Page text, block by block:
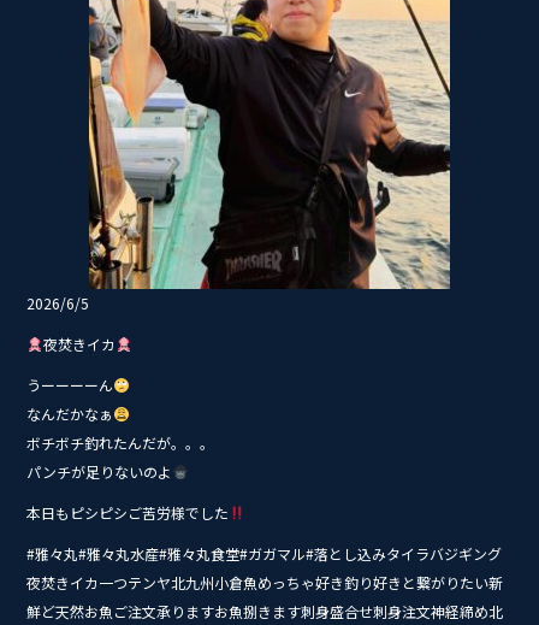
2026/6/5
夜焚きイカ
うーーーーん
なんだかなぁ
ボチボチ釣れたんだが。。。
パンチが足りないのよ
本日もピシピシご苦労様でした
#雅々丸#雅々丸水産#雅々丸食堂#ガガマル#落とし込みタイ‭ラバジギング
夜焚きイカ一つテンヤ北九州小倉魚めっちゃ好き釣り好きと繋がりたい新
鮮ど天然お魚ご注文承りますお魚捌きます刺身盛合せ刺身注文神経締め北